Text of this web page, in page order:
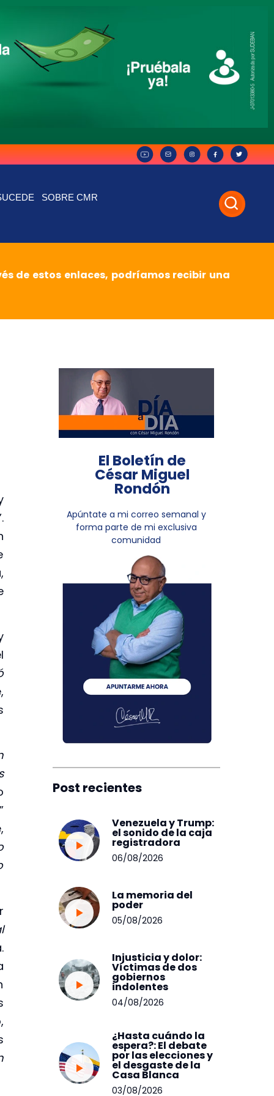
SOBRE CMR
de estos enlaces, podríamos recibir una
El Boletín de
César Miguel
Rondón
Apúntate a mi correo semanal y
forma parte de mi exclusiva
comunidad
Post recientes
Venezuela y Trump:
el sonido de la caja
registradora
06/08/2026
La memoria del
poder
05/08/2026
Injusticia y dolor:
Víctimas de dos
gobiernos
indolentes
04/08/2026
¿Hasta cuándo la
espera?: El debate
por las elecciones y
el desgaste de la
Casa Blanca
03/08/2026